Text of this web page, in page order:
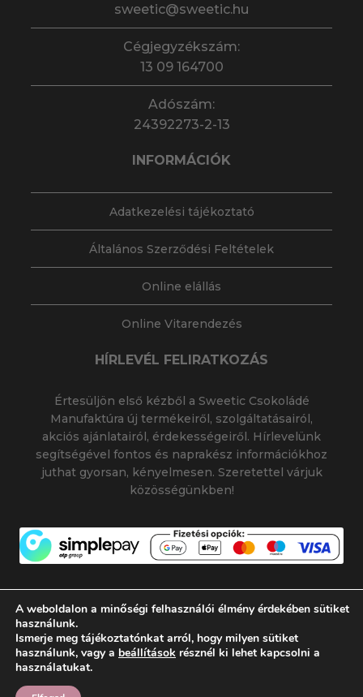
sweetic@sweetic.hu
Cégjegyzékszám:
13 09 164700
Adószám:
24392273-2-13
INFORMÁCIÓK
Adatkezelési tájékoztató
Általános Szerződési Feltételek
Online elállás
Online Vitarendezés
HÍRLEVÉL FELIRATKOZÁS
Értesüljön első kézből a Sweetic Csokoládé
Manufaktúra új termékeiről, szolgáltatásairól,
akciós ajánlatairól, érdekességeiről. Hírlevelünk
segítségével fontos és naprakész információkhoz
juthat gyorsan, kényelmesen. Szeretettel várjuk
közösségünkben!
© 2026 SWEETIC CSOKOLÁDÉ MANUFAKTÚRA
SWEETIC@SWEETIC.HU | |
A weboldalon a minőségi felhasználói élmény érdekében sütiket
használunk.
Ismerje meg tájékoztatónkat arról, hogy milyen sütiket
használunk, vagy a beállítások résznél ki lehet kapcsolni a
használatukat.